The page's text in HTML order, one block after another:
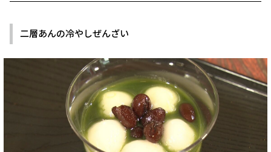
二層あんの冷やしぜんざい